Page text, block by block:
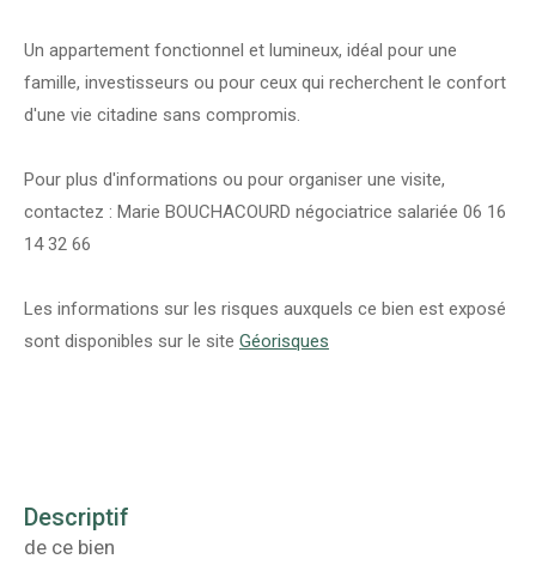
Un appartement fonctionnel et lumineux, idéal pour une
famille, investisseurs ou pour ceux qui recherchent le confort
d'une vie citadine sans compromis.
Pour plus d'informations ou pour organiser une visite,
contactez : Marie BOUCHACOURD négociatrice salariée 06 16
14 32 66
Les informations sur les risques auxquels ce bien est exposé
sont disponibles sur le site Géorisques
descriptif
de ce bien